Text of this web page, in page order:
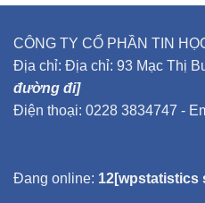
CÔNG TY CỔ PHẦN TIN
Địa chỉ: Địa chỉ: 93 Mạc Thị
đường đi]
Điện thoại: 0228 3834747 -
Đang online: 12[wpstatistics